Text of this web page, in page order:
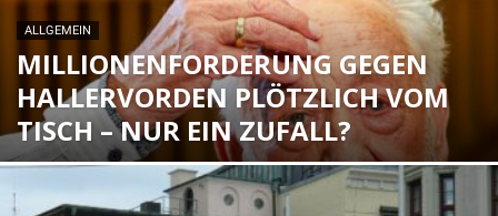
ALLGEMEIN
MILLIONENFORDERUNG GEGEN
HALLERVORDEN PLÖTZLICH VOM
TISCH – NUR EIN ZUFALL?